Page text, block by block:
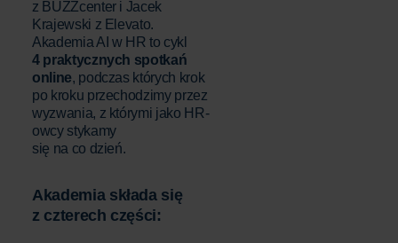
z BUZZcenter i Jacek
Krajewski z Elevato.
Akademia AI w HR to cykl
4 praktycznych spotkań
online, podczas których krok
po kroku przechodzimy przez
wyzwania, z którymi jako HR-
owcy stykamy
się na co dzień.
Akademia składa się
z czterech części: